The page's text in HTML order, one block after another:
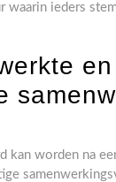
waarin ieders
worden na